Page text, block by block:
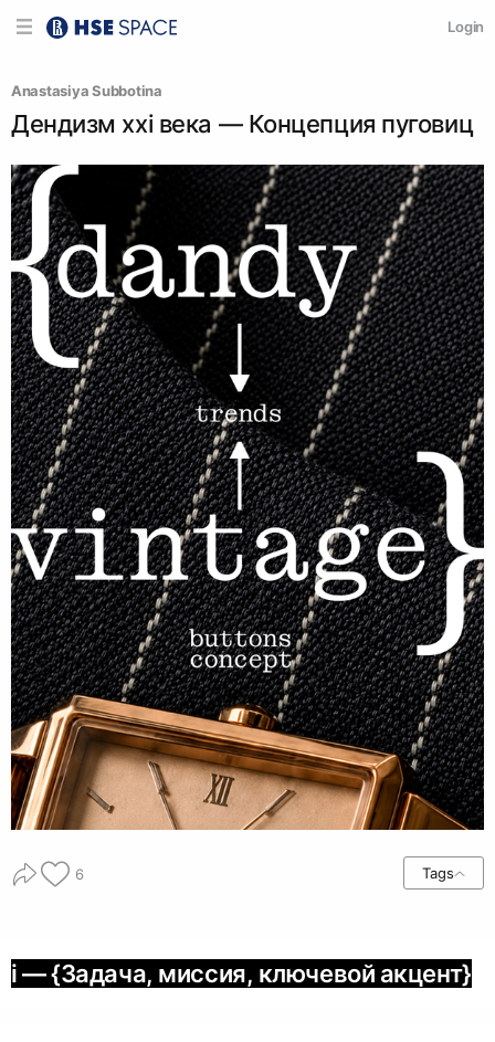
Login
Anastasiya Subbotina
Дендизм xxi века — Концепция пуговиц
6 Tags
i — {Задача, миссия, ключевой акцент}